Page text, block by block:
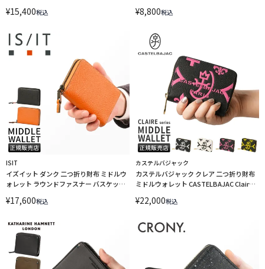
¥15,400税込 ¥8,800税込
ISIT
イズイット ダンク 二つ折り財布 ミドルウ
ォレット ラウンドファスナー バスケット
951613 LINECPN
¥17,600税込
カステルバジャック
カステルバジャック クレア 二つ折り財布
ミドルウォレット CASTELBAJAC Claire
¥22,000税込